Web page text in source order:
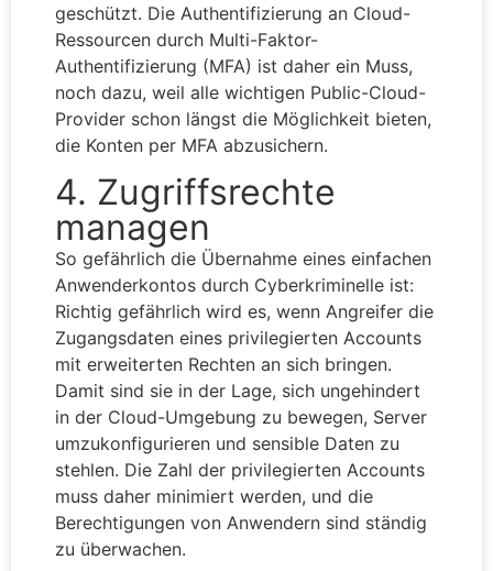
geschützt. Die Authentifizierung an Cloud-
Ressourcen durch Multi-Faktor-
Authentifizierung (MFA) ist daher ein Muss,
noch dazu, weil alle wichtigen Public-Cloud-
Provider schon längst die Möglichkeit bieten,
die Konten per MFA abzusichern.
4. Zugriffsrechte
managen
So gefährlich die Übernahme eines einfachen
Anwenderkontos durch Cyberkriminelle ist:
Richtig gefährlich wird es, wenn Angreifer die
Zugangsdaten eines privilegierten Accounts
mit erweiterten Rechten an sich bringen.
Damit sind sie in der Lage, sich ungehindert
in der Cloud-Umgebung zu bewegen, Server
umzukonfigurieren und sensible Daten zu
stehlen. Die Zahl der privilegierten Accounts
muss daher minimiert werden, und die
Berechtigungen von Anwendern sind ständig
zu überwachen.